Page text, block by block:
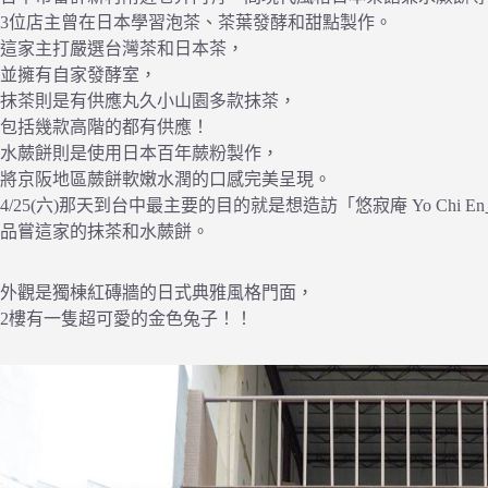
3位店主曾在日本學習泡茶、茶葉發酵和甜點製作。
這家主打嚴選台灣茶和日本茶，
並擁有自家發酵室，
抹茶則是有供應丸久小山園多款抹茶，
包括幾款高階的都有供應！
水蕨餅則是使用日本百年蕨粉製作，
將京阪地區蕨餅軟嫩水潤的口感完美呈現。
4/25(六)那天到台中最主要的目的就是想造訪「悠寂庵 Yo Chi
品嘗這家的抹茶和水蕨餅。
外觀是獨棟紅磚牆的日式典雅風格門面，
2樓有一隻超可愛的金色兔子！！